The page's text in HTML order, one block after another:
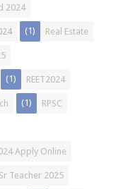
2024
Real Estate
(1)
REET2024
(1)
RPSC
(1)
Apply Online
Teacher 2025